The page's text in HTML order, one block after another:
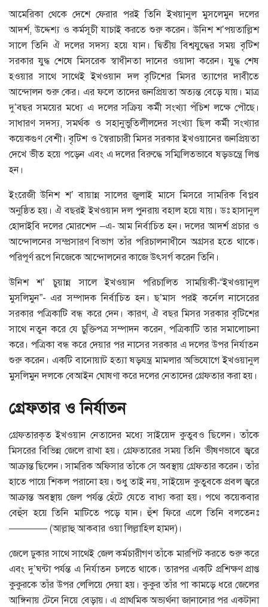
আমেরিকা থেকে দেশে ফেরার পরই তিনি ইখয়ানুল মুসলেমুন দলের
আদর্শ, উদ্দেশ্য ও কর্মসূচী যাচাই করতে শুরু করেন। উনিশ শ’পয়তাল্লিশ
সালে তিনি ঐ দলের সদস্য হয়ে যান। দ্বিতীয় বিশ্বযুদ্ধের সময় বৃটিশ
সরকার যুদ্ধ শেষে মিসরেক স্বাধীনতা দানের ওয়াদা করেন। যুদ্ধ শেষ
হওয়ার সাথে সাথেই ইখওয়ান দল বৃটিশের মিসর ত্যাগের দাবীতে
আন্দোলন শুরু কের। এর ফলে তাদের জনপ্রিয়তা অত্যন্ত বেড়ে যায়। মাত্র
দু’বছর সময়ের মধ্যে এ দলের সক্রিয় কর্মী সংখ্যা পঁচিশ লক্ষে পৌছে।
সাধারণ সদস্য, সমর্থক ও সহানুভুতিলীলদের সংখ্যা ছিল কর্মী সংখ্যার
কয়েকগুণ বেশী। বৃটিশ ও স্বৈরাচারী মিসর সরকার ইখওয়ানের জনপ্রিয়তা
দেখে ভীত হয়ে পড়েন এবং এ দলের বিরুদ্ধে সম্মিলিতভাবে ষড়ডন্ত্রে লিপ্ত
হন।
ইংরেজী উনিশ শ’ বায়ান্ন সালের জুলাই মাসে মিসরে সামরিক বিপ্লব
অনুষ্ঠিত হয়। ঐ বছরই ইখওয়ান দল পুনরায় বহাল হয়ে যায়। ডঃ হাসানুল
হোদাইবি দলের মোরশেদ –এ- আম নির্বাচিত হন। দলের আদর্শ প্রচার ও
আন্দোলনের সম্প্রসারণ বিভাগ তাঁর পরিচালনাধীনে অগ্রসর হতে থাকে।
পরিপূর্ণ রূপে নিজেকে আন্দোলনের কাজে উৎসর্গ করেন তিনি।
উনিশ শ’ চুয়ান্ন সালে ইখওয়ান পরিচালিত সাময়িকী-“ইখওয়ানুল
মুসলিমুন”- এর সম্পাদক নির্বাচিত হন। ছ’মাস পরই কর্নেল নাসেরের
সরকার পত্রিকাটি বন্ধ করে দেন। কারণ, ঐ বছর মিসর সরকার বৃটিশের
সাথে নতুন করে যে চুক্তিপত্র সম্পাদন করেন, পত্রিকাটি তার সমালোচনা
করে। পত্রিকা বন্ধ করে দেয়ার পর নাসের সরকার এ দলের উপর নির্যাতন
শুরু করেন। একটি বানোয়াট হত্যা ষড়যন্ত্র মামলার অভিযোগে ইখওয়ানুল
মুসলিমুন দলকে বেআইন ঘোষণা করে দলের নেতাদের গ্রেফতার করা হয়।
গ্রেফতার ও নির্যাতন
গ্রেফতারকৃত ইখওয়ান নেতাদের মধ্যে সাইয়েদ কুতুবও ছিলেন। তাঁকে
মিসরের বিভিন্ন জেলে রাখা হয়। গ্রেফতারের সময় তিনি ভীষণভাবে জ্বরে
আক্রান্ত ছিলেন। সামরিক অফিসার তাঁকে সে অবস্থায় গ্রেফতার করেন। তাঁর
হাতে পায়ে শিকল পরানো হয়। শুধু তাই নয়, সাইয়েদ কুতুবকে প্রবল জ্বরে
আক্রান্ত অবস্থায় জেল পর্যন্ত হেঁটে যেতে বাধ্য করা হয়। পথে কয়েকবার
বেহুঁস হয়ে তিনি মাটিতে পড়ে যান। হুঁশ ফিরে এলে তিনি বলতেনঃ
———— (আল্লাহু আকবার ওয়া লিল্লাহিল হামদ)।
জেলে ঢুকার সাথে সাথেই জেল কর্মচারীগণ তাঁকে মারপিট করতে শুরু করে
এবং দু’ঘন্টা পর্যন্ত এ নির্যাতন চলতে থাকে। তারপর একটি প্রশিক্ষণ প্রাপ্ত
কুকুরকে তাঁর উপর লেলিয়ে দেয়া হয়। কুকুর তাঁর পা কামড়ে ধরে জেলের
আঙ্গিনায় টেনে নিয়ে বেড়ায়। এ প্রাথমিক অভ্যর্থনা জানানোর পর একটানা